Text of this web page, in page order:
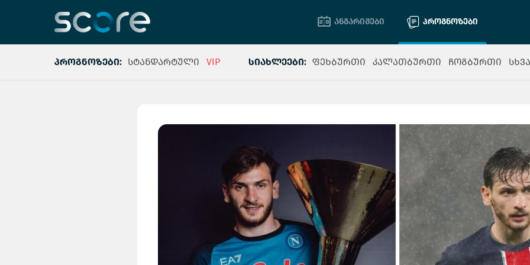
ანგარიშები პროგნოზები
პროგნოზები: სტანდარტული VIP სიახლეები: ფეხბურთი კალათბურთი ჩოგბურთი სხვა